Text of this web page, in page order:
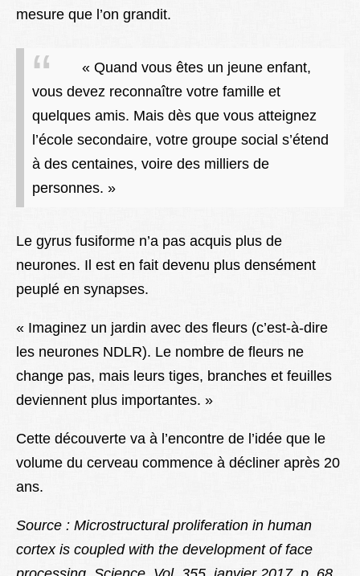
mesure que l’on grandit.
« Quand vous êtes un jeune enfant,
vous devez reconnaître votre famille et
quelques amis. Mais dès que vous atteignez
l’école secondaire, votre groupe social s’étend
à des centaines, voire des milliers de
personnes. »
Le gyrus fusiforme n’a pas acquis plus de
neurones. Il est en fait devenu plus densément
peuplé en synapses.
« Imaginez un jardin avec des fleurs (c’est-à-dire
les neurones NDLR). Le nombre de fleurs ne
change pas, mais leurs tiges, branches et feuilles
deviennent plus importantes. »
Cette découverte va à l’encontre de l’idée que le
volume du cerveau commence à décliner après 20
ans.
Source : Microstructural proliferation in human
cortex is coupled with the development of face